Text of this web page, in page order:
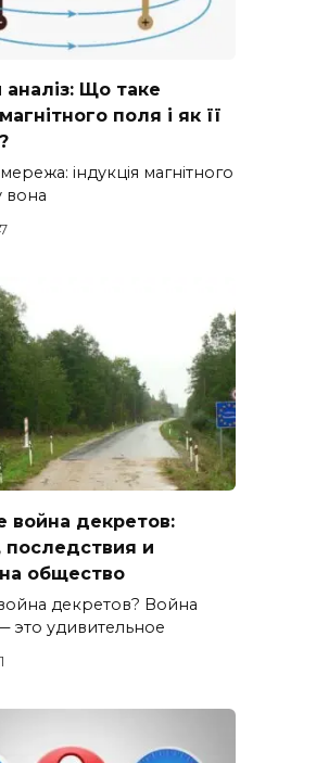
аналіз: Що таке
поля і як її
індукція магнітного
вона
война декретов:
последствия и
общество
декретов? Война
это удивительное